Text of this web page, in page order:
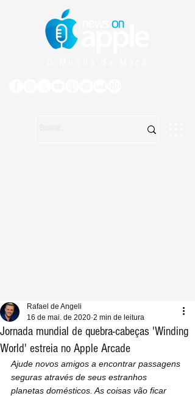
Jornada mundial de quebra-cabeças 'Winding
World' estreia no Apple Arcade
Rafael de Angeli
16 de mai. de 2020 2 min de leitura
Ajude novos amigos a encontrar passagens
seguras através de seus estranhos
planetas domésticos. As coisas vão ficar